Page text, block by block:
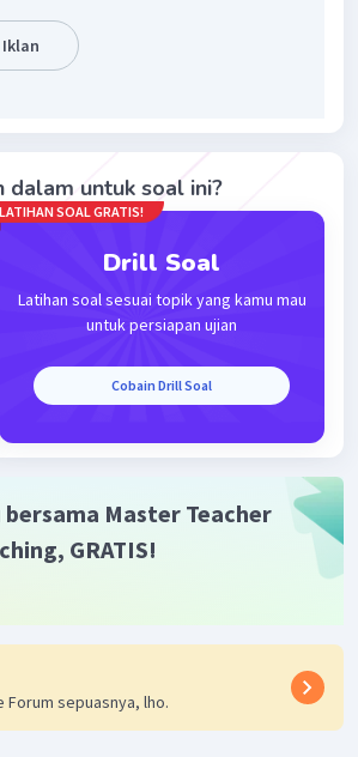
dalam untuk soal ini?
LATIHAN SOAL GRATIS!
Drill Soal
Latihan soal sesuai topik yang kamu mau
untuk persiapan ujian
Cobain Drill Soal
Master Teacher
GRATIS!
Forum sepuasnya, lho.